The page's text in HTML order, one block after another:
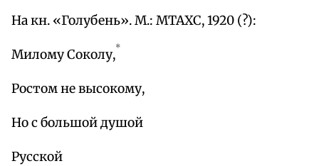
На кн. «Голубень». М.: МТАХС, 1920 (?):
Милому Соколу,*
Ростом не высокому,
Но с большой душой
Русской